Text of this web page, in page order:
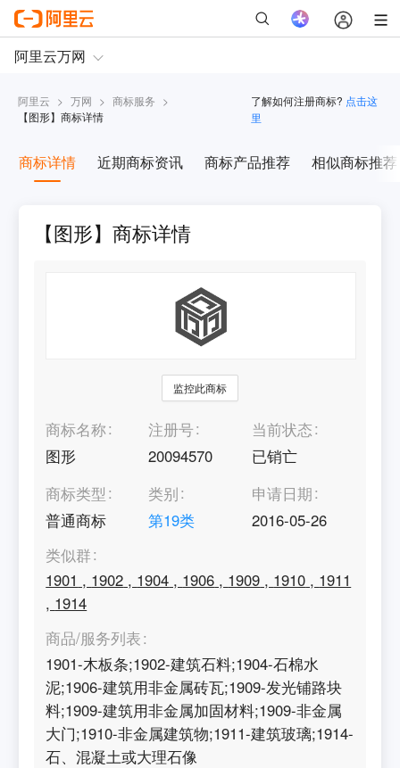
阿里云 > 万网 > 商标服务 >
【图形】商标详情
了解如何注册商标? 点击这
里
商标详情 近期商标资讯 商标产品推荐 相似商标推荐
【图形】商标详情
监控此商标
商标名称
图形
注册号
20094570
当前状态
已销亡
商标类型
普通商标
类别
第19类
申请日期
2016-05-26
类似群
1901 , 1902 , 1904 , 1906 , 1909 , 1910 , 1911
, 1914
商品/服务列表
1901-木板条;1902-建筑石料;1904-石棉水
泥;1906-建筑用非金属砖瓦;1909-发光铺路块
料;1909-建筑用非金属加固材料;1909-非金属
大门;1910-非金属建筑物;1911-建筑玻璃;1914-
石、混凝土或大理石像